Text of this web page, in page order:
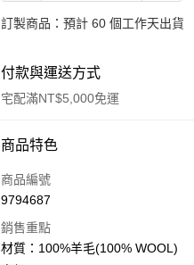
訂製商品：預計 60 個工作天出貨
付款與運送方式
宅配滿NT$5,000免運
付款方式
信用卡一次付款
Apple Pay
商品特色
商品編號
9794687
銷售重點
材質：100%羊毛(100% WOOL)